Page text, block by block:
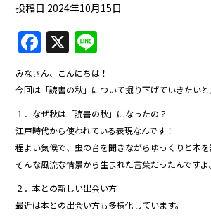
投稿日 2024年10月15日
F
a
c
e
b
o
o
k
X
n
e
みなさん、こんにちは！
今回は「読書の秋」について掘り下げていきたいと
１．なぜ秋は「読書の秋」になったの？
江戸時代から使われている表現なんです！
程よい気候で、虫の音を聞きながらゆっくりと本
そんな風流な情景から生まれた言葉だったんですよ。
２．本との新しい出会い方
最近は本との出会い方も多様化しています。